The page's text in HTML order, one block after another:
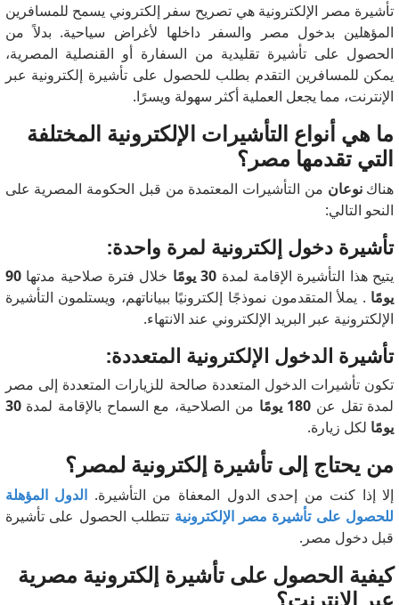
تأشيرة مصر الإلكترونية هي تصريح سفر إلكتروني يسمح للمسافرين
المؤهلين بدخول مصر والسفر داخلها لأغراض سياحية. بدلاً من
الحصول على تأشيرة تقليدية من السفارة أو القنصلية المصرية،
يمكن للمسافرين التقدم بطلب للحصول على تأشيرة إلكترونية عبر
الإنترنت، مما يجعل العملية أكثر سهولة ويسرًا.
ما هي أنواع التأشيرات الإلكترونية المختلفة
التي تقدمها مصر؟
هناكنوعان من التأشيرات المعتمدة من قبل الحكومة المصرية على
النحو التالي:
تأشيرة دخول إلكترونية لمرة واحدة:
يتيح هذا التأشيرة الإقامة لمدة 30 يومًا خلال فترة صلاحية مدتها90
يومًا . يملأ المتقدمون نموذجًا إلكترونيًا ببياناتهم، ويستلمون التأشيرة
الإلكترونية عبر البريد الإلكتروني عند الانتهاء.
تأشيرة الدخول الإلكترونية المتعددة:
تكون تأشيرات الدخول المتعددة صالحة للزيارات المتعددة إلى مصر
لمدة تقل عن 180 يومًا من الصلاحية، مع السماح بالإقامة لمدة30
يومًا لكل زيارة.
من يحتاج إلى تأشيرة إلكترونية لمصر؟
إلا إذا كنت من إحدى الدول المعفاة من التأشيرة. الدول المؤهلة
للحصول على تأشيرة مصر الإلكترونية تتطلب الحصول على تأشيرة
قبل دخول مصر.
كيفية الحصول على تأشيرة إلكترونية مصرية